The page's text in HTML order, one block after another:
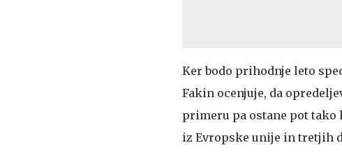
Ker bodo prihodnje leto
Fakin ocenjuje, da
primeru pa ostane pot tako
iz Evropske unije in tretjih